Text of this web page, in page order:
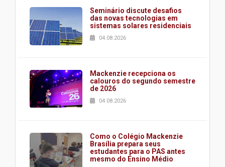
Seminário discute desafios
das novas tecnologias em
sistemas solares residenciais
04.08.2026
Mackenzie recepciona os
calouros do segundo semestre
de 2026
04.08.2026
Como o Colégio Mackenzie
Brasília prepara seus
estudantes para o PAS antes
mesmo do Ensino Médio